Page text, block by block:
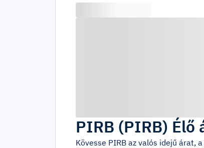
PIRB (PIRB) Élő
Kövesse PIRB az valós idejű árat,